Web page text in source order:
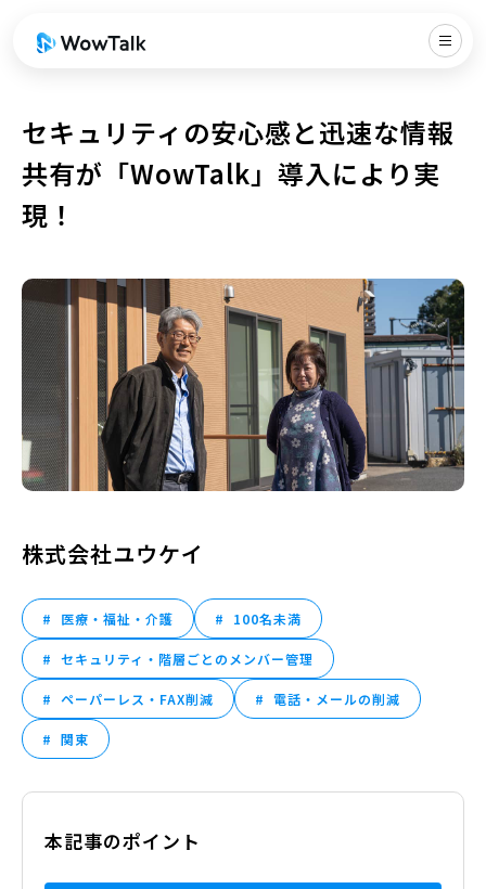
セキュリティの安心感と迅速な情報
共有が「WowTalk」導入により実
現！
株式会社ユウケイ
医療・福祉・介護 100名未満
セキュリティ・階層ごとのメンバー管理
ペーパーレス・FAX削減 電話・メールの削減
関東
本記事のポイント